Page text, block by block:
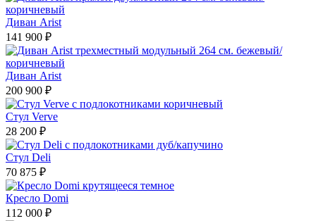
Диван Arist
141 900 ₽
Диван Arist
200 900 ₽
Стул Verve
28 200 ₽
Стул Deli
70 875 ₽
Кресло Domi
112 000 ₽